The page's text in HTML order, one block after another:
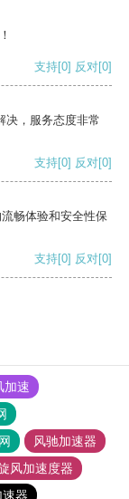
支持[0] 反对[0]
决，服务态度非常
支持[0] 反对[0]
畅体验和安全性保
支持[0] 反对[0]
加速
风驰加速器
风加速度器
器